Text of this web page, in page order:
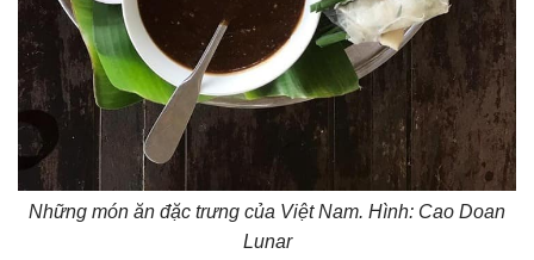
Những món ăn đặc trưng của Việt Nam. Hình: Cao Doan
Lunar